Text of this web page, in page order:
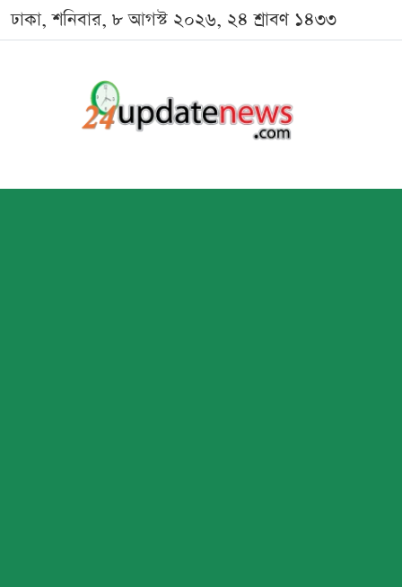
ঢাকা, শনিবার, ৮ আগস্ট ২০২৬, ২৪ শ্রাবণ ১৪৩৩